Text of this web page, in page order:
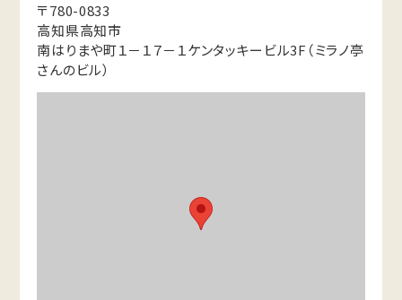
〒780-0833
高知県高知市
南はりまや町１－１７－１ケンタッキービル3F（ミラノ亭
さんのビル）